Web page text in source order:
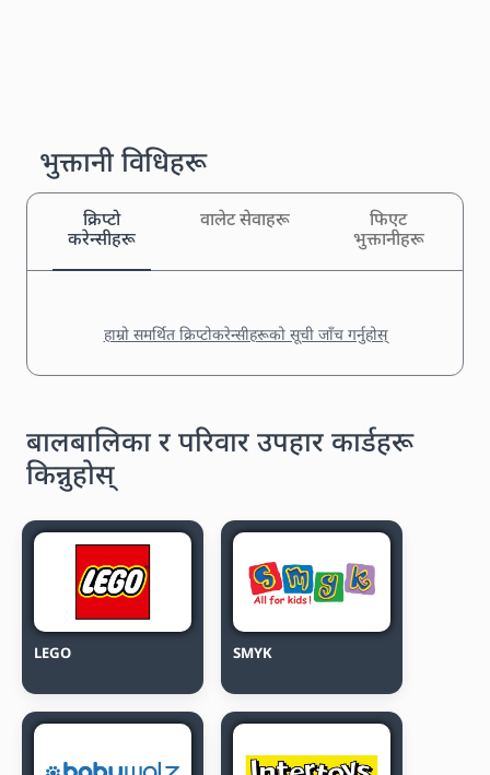
भुक्तानी विधिहरू
क्रिप्टो
करेन्सीहरू
वालेट सेवाहरू
फिएट
भुक्तानीहरू
हाम्रो समर्थित क्रिप्टोकरेन्सीहरूको सूची जाँच गर्नुहोस्
बालबालिका र परिवार उपहार कार्डहरू
किन्नुहोस्
LEGO SMYK